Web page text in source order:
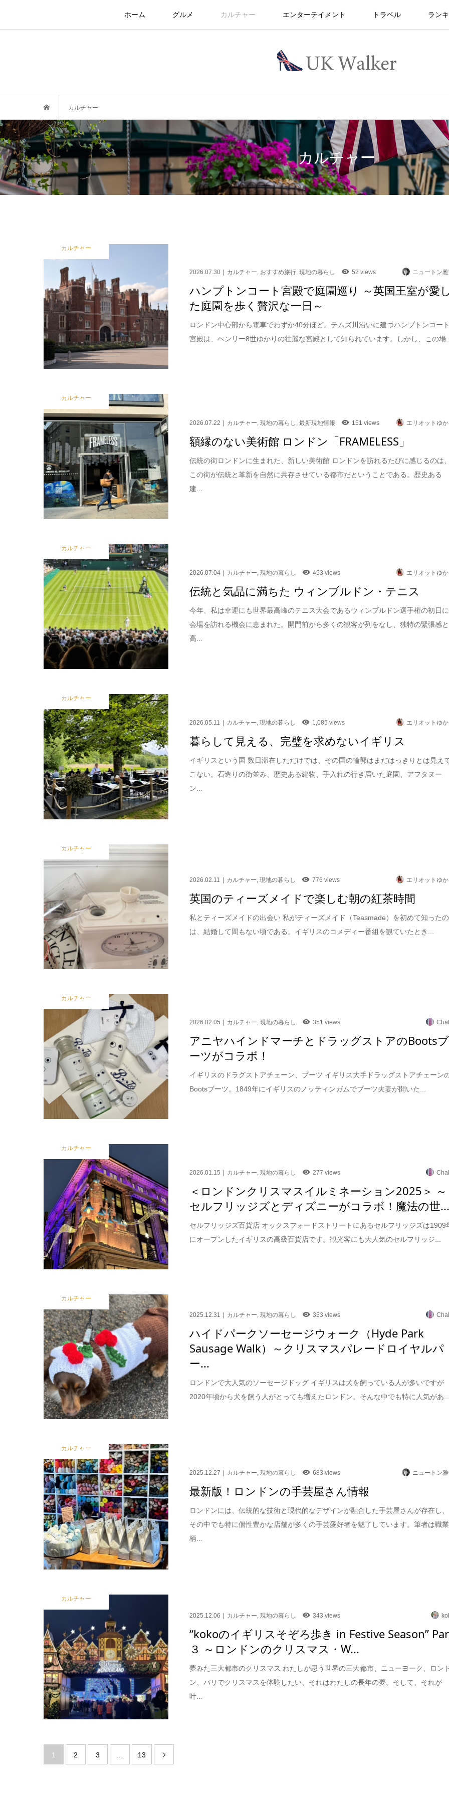
ホーム グルメ カルチャー エンターテイメント トラベル ラン
カルチャー
カルチャー
カルチャー
2026.07.30 カルチャー, おすすめ旅行,現地の暮らし 52 views ニュートン
ハンプトンコート宮殿で庭園巡り ～英国王室が愛し
た庭園を歩く贅沢な一日～
ロンドン中心部から電車でわずか40分ほど。テムズ川沿いに建つハンプトンコート
宮殿は、ヘンリー8世ゆかりの壮麗な宮殿として知られています。しかし、この場...
カルチャー
2026.07.22 カルチャー ,現地の暮らし ,最新現地情報 151 views エリオットゆか
額縁のない美術館 ロンドン「FRAMELESS」
伝統の街ロンドンに生まれた、新しい美術館 ロンドンを訪れるたびに感じるのは、
この街が伝統と革新を自然に共存させている都市だということである。歴史ある
建...
カルチャー
2026.07.04 カルチャー,現地の暮らし 453 views エリオットゆか
伝統と気品に満ちた ウィンブルドン・テニス
今年、私は幸運にも世界最高峰のテニス大会であるウィンブルドン選手権の初日に
会場を訪れる機会に恵まれた。開門前から多くの観客が列をなし、独特の緊張感と
高...
カルチャー
2026.05.11 カルチャー,現地の暮らし 1,085 views エリオットゆか
暮らして見える、完璧を求めないイギリス
イギリスという国 数日滞在しただけでは、その国の輪郭はまだはっきりとは見え
こない。石造りの街並み、歴史ある建物、手入れの行き届いた庭園、アフタヌー
ン...
カルチャー
2026.02.11 カルチャー ,現地の暮らし 776 views エリオットゆか
英国のティーズメイドで楽しむ朝の紅茶時間
私とティーズメイドの出会い 私がティーズメイド（Teasmade）を初めて知ったの
は、結婚して間もない頃である。イギリスのコメディー番組を観ていたとき...
カルチャー
2026.02.05 カルチャー,現地の暮らし 351 views
アニヤハインドマーチとドラッグストアのBootsブ
ーツがコラボ！
イギリスのドラグストアチェーン、ブーツ イギリス大手ドラッグストアチェーン
Bootsブーツ。1849年にイギリスのノッティンガムでブーツ夫妻が開いた...
カルチャー
2026.01.15 カルチャー ,現地の暮らし 277 views
＜ロンドンクリスマスイルミネーション2025＞ ～
セルフリッジズとディズニーがコラボ！魔法の世...
セルフリッジズ百貨店 オックスフォードストリートにあるセルフリッジズは1909
にオープンしたイギリスの高級百貨店です。観光客にも大人気のセルフリッジ...
カルチャー
2025.12.31 カルチャー,現地の暮らし 353 views
ハイドパークソーセージウォーク（Hyde Park
Sausage Walk）～クリスマスパレードロイヤルパ
ー...
ロンドンで大人気のソーセージドッグ イギリスは犬を飼っている人が多いですが
2020年頃から犬を飼う人がとっても増えたロンドン。そんな中でも特に人気があ...
カルチャー
2025.12.27 カルチャー,現地の暮らし 683 views ニュートン
最新版！ロンドンの手芸屋さん情報
ロンドンには、伝統的な技術と現代的なデザインが融合した手芸屋さんが存在し、
その中でも特に個性豊かな店舗が多くの手芸愛好者を魅了しています。筆者は職業
柄...
カルチャー
2025.12.06 カルチャー ,現地の暮らし 343 views
“kokoのイギリスそぞろ歩き in Festive Season”
３ ～ロンドンのクリスマス・W...
夢みた三大都市のクリスマス わたしが思う世界の三大都市、ニューヨーク、ロン
ン、パリでクリスマスを体験したい、それはわたしの長年の夢。そして、それが
叶...
1 2 3 13 